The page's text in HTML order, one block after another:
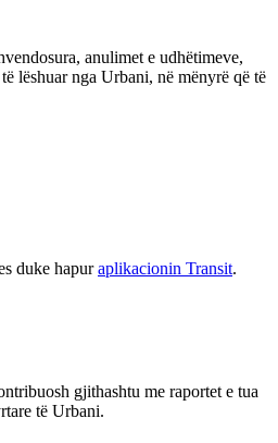
anulimet e udhëtimeve,
lëshuar nga Urbani, në mënyrë që të
duke hapuraplikacionin Transit.
gjithashtu me raportet e tua
të Urbani.